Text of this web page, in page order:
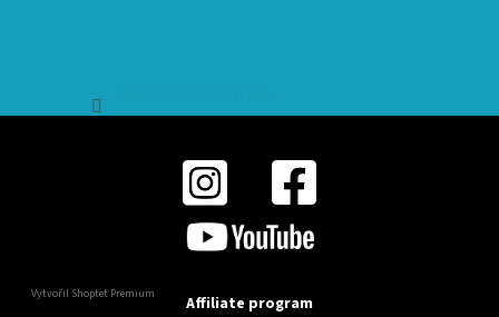
Vytvořil Shoptet Premium Affiliate program